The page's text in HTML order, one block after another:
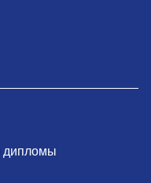
дипломы